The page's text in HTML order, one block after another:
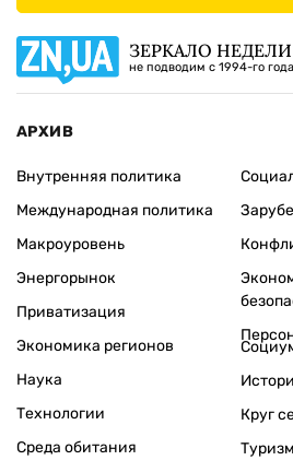
ЗЕРКАЛО НЕДЕЛИ
не подводим с 1994-го года
АРХИВ
Внутренняя политика
Международная политика
Макроуровень
Энергорынок
Приватизация
Экономика регионов
Наука
Технологии
Среда обитания
Круг
Туризм